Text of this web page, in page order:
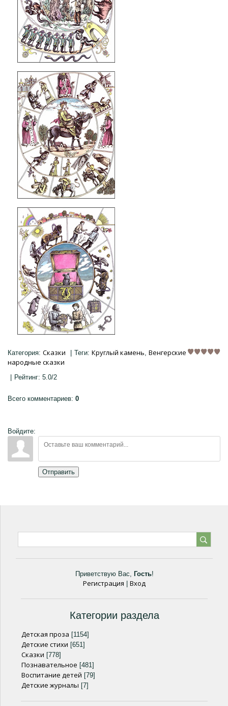
Категория: Сказки Теги: Круглый камень, Венгерские
народные сказки
Рейтинг: 5.0/2
Всего комментариев: 0
Войдите:
Отправить
Приветствую Вас, Гость!
Регистрация Вход
Категории раздела
Детская проза [1154]
Детские стихи [651]
Сказки [778]
Познавательное [481]
Воспитание детей [79]
Детские журналы [7]